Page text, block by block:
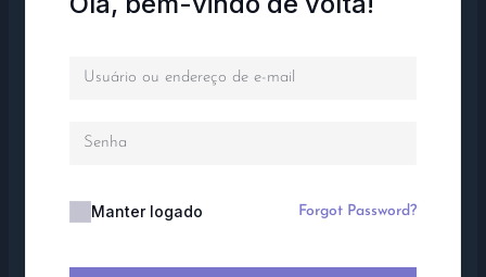
Manter logado Forgot Password?